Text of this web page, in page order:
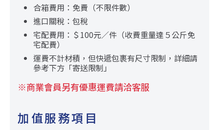
合箱費用：免費（不限件數）
進口關稅：包稅
宅配費用：＄100元／件（收費重量達５公斤免
宅配費）
運費不計材積，但快遞包裹有尺寸限制，詳細請
參考下方「寄送限制」
※商業會員另有優惠運費請洽客服
加值服務項目